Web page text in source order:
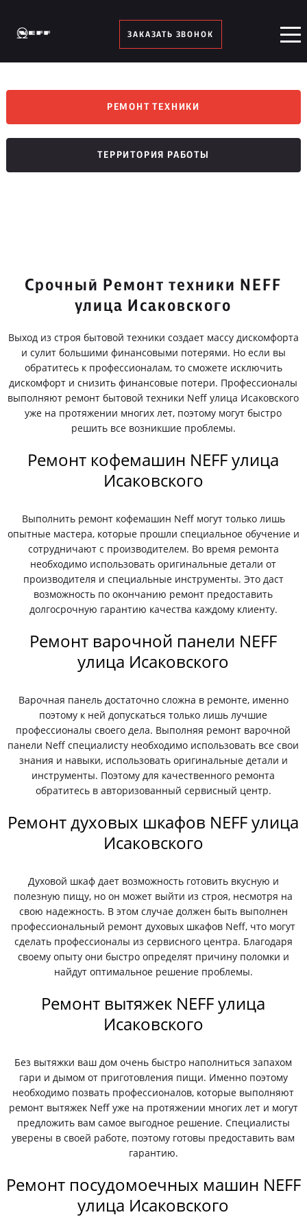
ЗАКАЗАТЬ ЗВОНОК
РЕМОНТ ТЕХНИКИ
ТЕРРИТОРИЯ РАБОТЫ
Срочный Ремонт техники NEFF
улица Исаковского
Выход из строя бытовой техники создает массу дискомфорта
и сулит большими финансовыми потерями. Но если вы
обратитесь к профессионалам, то сможете исключить
дискомфорт и снизить финансовые потери. Профессионалы
выполняют ремонт бытовой техники Neff улица Исаковского
уже на протяжении многих лет, поэтому могут быстро
решить все возникшие проблемы.
Ремонт кофемашин NEFF улица
Исаковского
Выполнить ремонт кофемашин Neff могут только лишь
опытные мастера, которые прошли специальное обучение и
сотрудничают с производителем. Во время ремонта
необходимо использовать оригинальные детали от
производителя и специальные инструменты. Это даст
возможность по окончанию ремонт предоставить
долгосрочную гарантию качества каждому клиенту.
Ремонт варочной панели NEFF
улица Исаковского
Варочная панель достаточно сложна в ремонте, именно
поэтому к ней допускаться только лишь лучшие
профессионалы своего дела. Выполняя ремонт варочной
панели Neff специалисту необходимо использовать все свои
знания и навыки, использовать оригинальные детали и
инструменты. Поэтому для качественного ремонта
обратитесь в авторизованный сервисный центр.
Ремонт духовых шкафов NEFF улица
Исаковского
Духовой шкаф дает возможность готовить вкусную и
полезную пищу, но он может выйти из строя, несмотря на
свою надежность. В этом случае должен быть выполнен
профессиональный ремонт духовых шкафов Neff, что могут
сделать профессионалы из сервисного центра. Благодаря
своему опыту они быстро определят причину поломки и
найдут оптимальное решение проблемы.
Ремонт вытяжек NEFF улица
Исаковского
Без вытяжки ваш дом очень быстро наполниться запахом
гари и дымом от приготовления пищи. Именно поэтому
необходимо позвать профессионалов, которые выполняют
ремонт вытяжек Neff уже на протяжении многих лет и могут
предложить вам самое выгодное решение. Специалисты
уверены в своей работе, поэтому готовы предоставить вам
гарантию.
Ремонт посудомоечных машин NEFF
улица Исаковского